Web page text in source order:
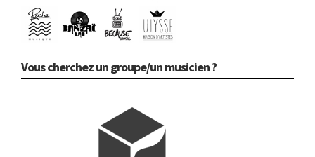
Vous cherchez un groupe/un musicien ?